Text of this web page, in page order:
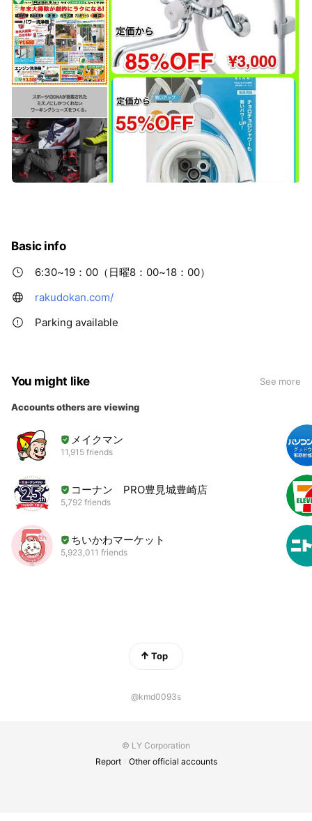
Basic info
6:30~19：00（日曜8：00~18：00）
rakudokan.com/
Parking available
You might like See more
Accounts others are viewing
メイクマン
11,915 friends
コーナン PRO豊見城豊崎店
5,792 friends
ちいかわマーケット
5,923,011 friends
Top
@kmd0093s
© LY Corporation
Report
Other official accounts